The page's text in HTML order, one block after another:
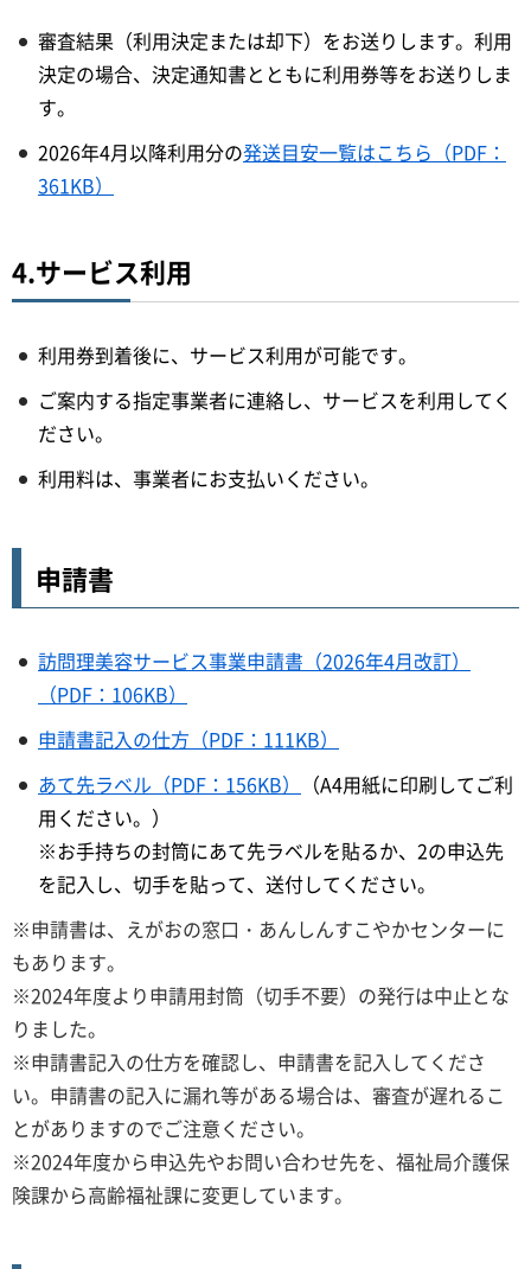
審査結果（利用決定または却下）をお送りします。利用
決定の場合、決定通知書とともに利用券等をお送りしま
す。
2026年4月以降利用分の発送目安一覧はこちら（PDF：
361KB）
4.サービス利用
利用券到着後に、サービス利用が可能です。
ご案内する指定事業者に連絡し、サービスを利用してく
ださい。
利用料は、事業者にお支払いください。
申請書
訪問理美容サービス事業申請書（2026年4月改訂）
（PDF：106KB）
申請書記入の仕方（PDF：111KB）
あて先ラベル（PDF：156KB）
（A4用紙に印刷してご利
用ください。）
※お手持ちの封筒にあて先ラベルを貼るか、2の申込先
を記入し、切手を貼って、送付してください。
※申請書は、えがおの窓口・あんしんすこやかセンターに
もあります。
※2024年度より申請用封筒（切手不要）の発行は中止とな
りました。
※申請書記入の仕方を確認し、申請書を記入してくださ
い。申請書の記入に漏れ等がある場合は、審査が遅れるこ
とがありますのでご注意ください。
※2024年度から申込先やお問い合わせ先を、福祉局介護保
険課から高齢福祉課に変更しています。